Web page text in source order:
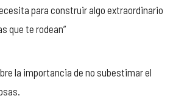
para construir algo extraordinario
que te rodean”
la importancia de no subestimar el